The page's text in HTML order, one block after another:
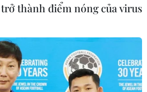
lần thứ 74 Ngày
hòa Arab Ai Cập
thành điểm nóng của virus